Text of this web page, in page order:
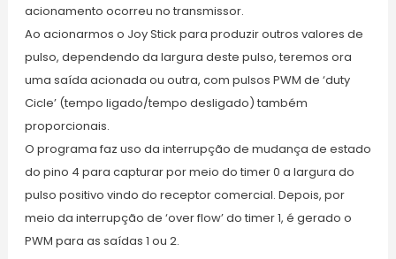
acionamento ocorreu no transmissor.
Ao acionarmos o Joy Stick para produzir outros valores de
pulso, dependendo da largura deste pulso, teremos ora
uma saída acionada ou outra, com pulsos PWM de ‘duty
Cicle’ (tempo ligado/tempo desligado) também
proporcionais.
O programa faz uso da interrupção de mudança de estado
do pino 4 para capturar por meio do timer 0 a largura do
pulso positivo vindo do receptor comercial. Depois, por
meio da interrupção de ‘over flow’ do timer 1, é gerado o
PWM para as saídas 1 ou 2.